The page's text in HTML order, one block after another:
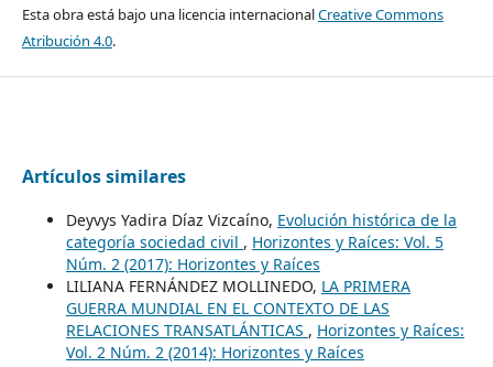
Esta obra está bajo una licencia internacionalCreative Commons
Atribución 4.0.
Artículos similares
Deyvys Yadira Díaz Vizcaíno, Evolución histórica de la
categoría sociedad civil , Horizontes y Raíces: Vol. 5
Núm. 2 (2017): Horizontes y Raíces
LILIANA FERNÁNDEZ MOLLINEDO, LA PRIMERA
GUERRA MUNDIAL EN EL CONTEXTO DE LAS
RELACIONES TRANSATLÁNTICAS , Horizontes y Raíces:
Vol. 2 Núm. 2 (2014): Horizontes y Raíces